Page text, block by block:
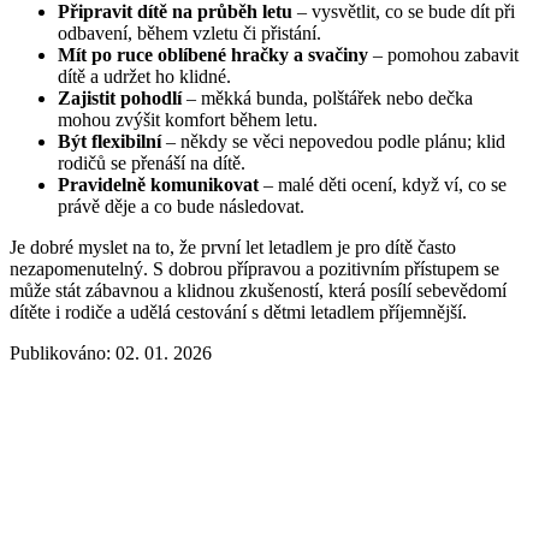
Připravit dítě na průběh letu – vysvětlit, co se bude dít při
odbavení, během vzletu či přistání.
Mít po ruce oblíbené hračky a svačiny – pomohou zabavit
dítě a udržet ho klidné.
Zajistit pohodlí– měkká bunda, polštářek nebo dečka
mohou zvýšit komfort během letu.
Být flexibilní– někdy se věci nepovedou podle plánu; klid
rodičů se přenáší na dítě.
Pravidelně komunikovat – malé děti ocení, když ví, co se
právě děje a co bude následovat.
Je dobré myslet na to, že první let letadlem je pro dítě často
nezapomenutelný. S dobrou přípravou a pozitivním přístupem se
může stát zábavnou a klidnou zkušeností, která posílí sebevědomí
dítěte i rodiče a udělá cestování s dětmi letadlem příjemnější.
Publikováno: 02. 01. 2026